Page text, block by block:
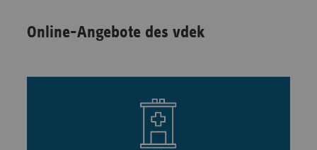
Online-Angebote des vdek